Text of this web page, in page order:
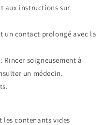
aux instructions sur
un contact prolongé avec la
Rincer soigneusement à
un médecin.
contenants vides